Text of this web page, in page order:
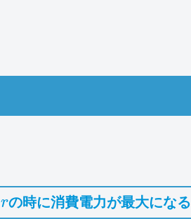
rの時に消費電力が最大になる